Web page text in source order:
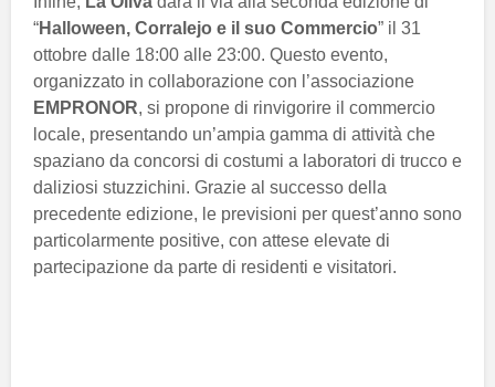
“Halloween, Corralejo e il suo Commercio” il 31
ottobre dalle 18:00 alle 23:00. Questo evento,
organizzato in collaborazione con l’associazione
EMPRONOR, si propone di rinvigorire il commercio
locale, presentando un’ampia gamma di attività che
spaziano da concorsi di costumi a laboratori di trucco e
daliziosi stuzzichini. Grazie al successo della
precedente edizione, le previsioni per quest’anno sono
particolarmente positive, con attese elevate di
partecipazione da parte di residenti e visitatori.